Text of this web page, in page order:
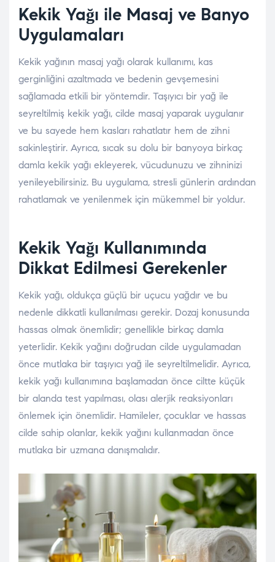
Kekik Yağı ile Masaj ve Banyo
Uygulamaları
Kekik yağının masaj yağı olarak kullanımı, kas
gerginliğini azaltmada ve bedenin gevşemesini
sağlamada etkili bir yöntemdir. Taşıyıcı bir yağ ile
seyreltilmiş kekik yağı, cilde masaj yaparak uygulanır
ve bu sayede hem kasları rahatlatır hem de zihni
sakinleştirir. Ayrıca, sıcak su dolu bir banyoya birkaç
damla kekik yağı ekleyerek, vücudunuzu ve zihninizi
yenileyebilirsiniz. Bu uygulama, stresli günlerin ardından
rahatlamak ve yenilenmek için mükemmel bir yoldur.
Kekik Yağı Kullanımında
Dikkat Edilmesi Gerekenler
Kekik yağı, oldukça güçlü bir uçucu yağdır ve bu
nedenle dikkatli kullanılması gerekir. Dozaj konusunda
hassas olmak önemlidir; genellikle birkaç damla
yeterlidir. Kekik yağını doğrudan cilde uygulamadan
önce mutlaka bir taşıyıcı yağ ile seyreltilmelidir. Ayrıca,
kekik yağı kullanımına başlamadan önce ciltte küçük
bir alanda test yapılması, olası alerjik reaksiyonları
önlemek için önemlidir. Hamileler, çocuklar ve hassas
cilde sahip olanlar, kekik yağını kullanmadan önce
mutlaka bir uzmana danışmalıdır.